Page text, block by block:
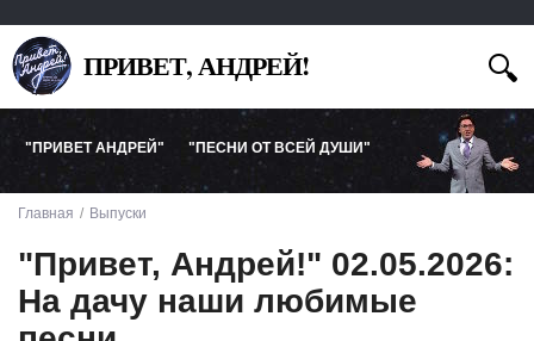
ПРИВЕТ, АНДРЕЙ!
"ПРИВЕТ АНДРЕЙ" "ПЕСНИ ОТ ВСЕЙ ДУШИ"
Главная Выпуски
"Привет, Андрей!" 02.05.2026:
На дачу наши любимые